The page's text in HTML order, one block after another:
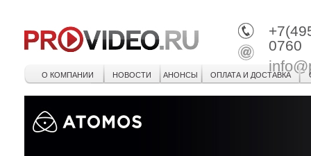
0760
О КОМПАНИИ НОВОСТИ АНОНСЫ ОПЛАТА И ДОСТАВКА